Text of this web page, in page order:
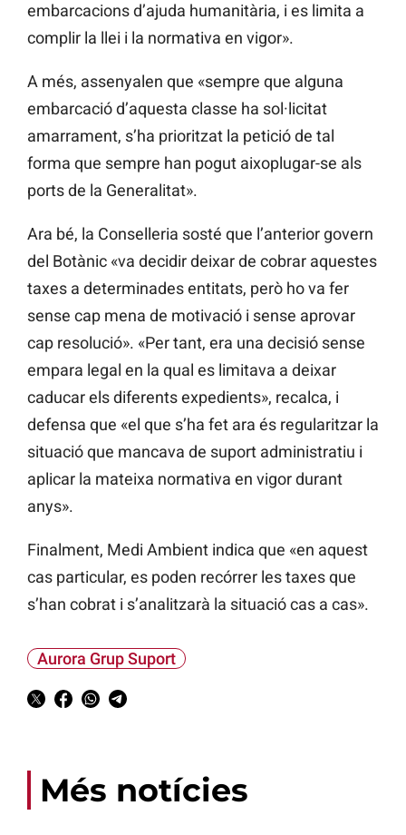
embarcacions d’ajuda humanitària, i es limita a
complir la llei i la normativa en vigor».
A més, assenyalen que «sempre que alguna
embarcació d’aquesta classe ha sol·licitat
amarrament, s’ha prioritzat la petició de tal
forma que sempre han pogut aixoplugar-se als
ports de la Generalitat».
Ara bé, la Conselleria sosté que l’anterior govern
del Botànic «va decidir deixar de cobrar aquestes
taxes a determinades entitats, però ho va fer
sense cap mena de motivació i sense aprovar
cap resolució». «Per tant, era una decisió sense
empara legal en la qual es limitava a deixar
caducar els diferents expedients», recalca, i
defensa que «el que s’ha fet ara és regularitzar la
situació que mancava de suport administratiu i
aplicar la mateixa normativa en vigor durant
anys».
Finalment, Medi Ambient indica que «en aquest
cas particular, es poden recórrer les taxes que
s’han cobrat i s’analitzarà la situació cas a cas».
Aurora Grup Suport
Més notícies